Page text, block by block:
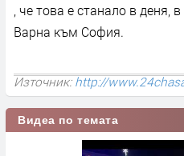
, че това е станало в деня,
Варна към София.
Източник:http://
Видеа по темата